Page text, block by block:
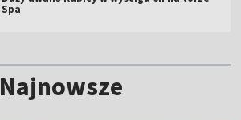
Spa
Najnowsze